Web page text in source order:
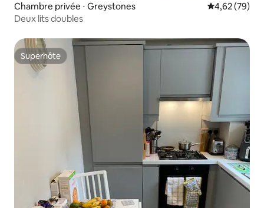
Chambre privée ⋅ Greystones Évaluation
4,62 (79)
Deux lits doubles
Superhôte
Superhôte